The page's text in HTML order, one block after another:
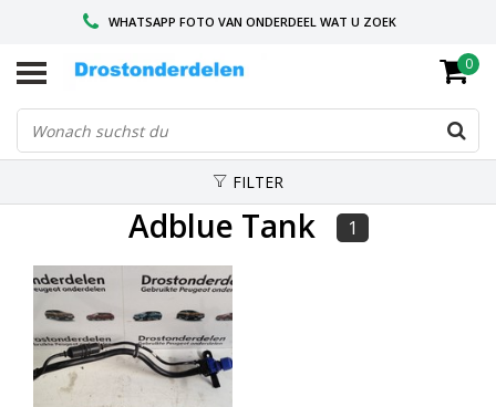
WHATSAPP FOTO VAN ONDERDEEL WAT U ZOEK
VOOR 16.00 BESTELD, VANDAAG VERZONDEN
GESPECIALISEERD PEUGEOT
0
FILTER
Adblue Tank 1